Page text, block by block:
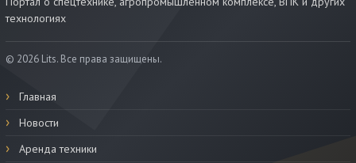
технологиях
© 2026 Lits. Все права защищены.
Главная
Новости
Аренда техники